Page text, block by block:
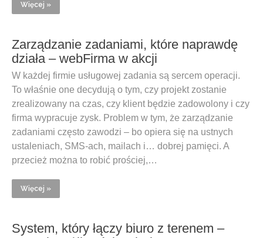
Więcej »
Zarządzanie zadaniami, które naprawdę
działa – webFirma w akcji
W każdej firmie usługowej zadania są sercem operacji.
To właśnie one decydują o tym, czy projekt zostanie
zrealizowany na czas, czy klient będzie zadowolony i czy
firma wypracuje zysk. Problem w tym, że zarządzanie
zadaniami często zawodzi – bo opiera się na ustnych
ustaleniach, SMS-ach, mailach i… dobrej pamięci. A
przecież można to robić prościej,…
Więcej »
System, który łączy biuro z terenem –